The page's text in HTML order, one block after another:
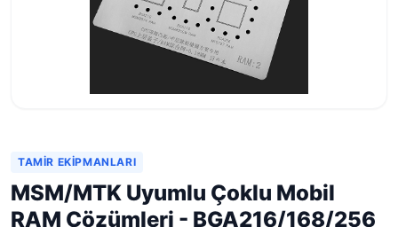
TAMIR EKIPMANLARI
MSM/MTK Uyumlu Çoklu Mobil
RAM Çözümleri - BGA216/168/256